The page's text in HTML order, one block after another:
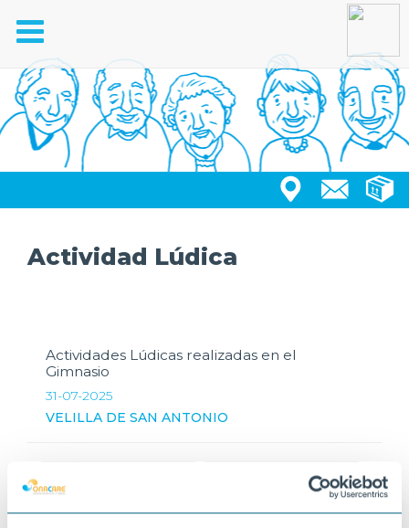
Toggle
navigation
Actividad Lúdica
Actividades Lúdicas realizadas en el
Gimnasio
31-07-2025
VELILLA DE SAN ANTONIO